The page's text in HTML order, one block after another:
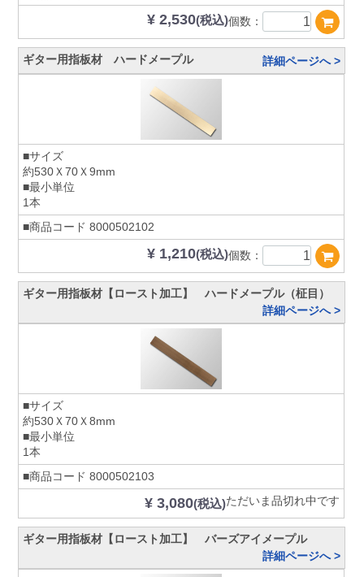
¥ 2,530(税込)個数：
ギター用指板材 ハードメープル 詳細ページへ >
■サイズ
約530Ｘ70Ｘ9mm
■最小単位
1本
■商品コード 8000502102
¥ 1,210(税込)個数：
ギター用指板材【ロースト加工】 ハードメープル（柾目）
詳細ページへ >
■サイズ
約530Ｘ70Ｘ8mm
■最小単位
1本
■商品コード 8000502103
¥ 3,080(税込)ただいま品切れ中です
ギター用指板材【ロースト加工】 バーズアイメープル
詳細ページへ >